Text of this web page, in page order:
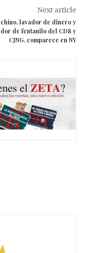
Next article
chino, lavador de dinero y
de fentanilo del CDS y
CJNG, comparece en NY